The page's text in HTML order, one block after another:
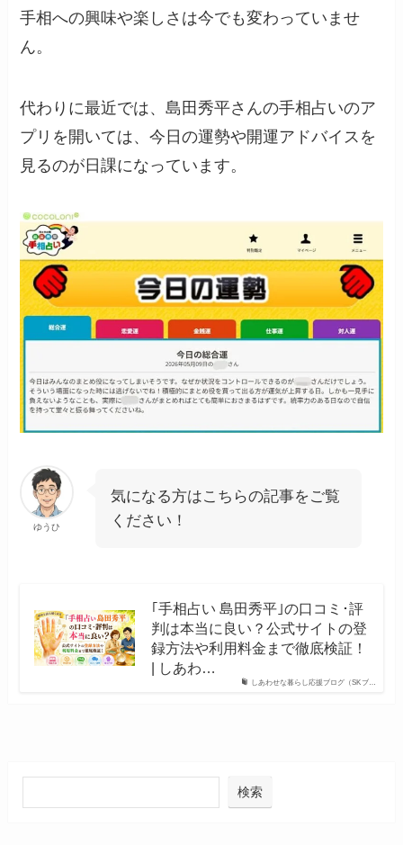
手相への興味や楽しさは今でも変わっていませ
ん。
代わりに最近では、島田秀平さんの手相占いのア
プリを開いては、今日の運勢や開運アドバイスを
見るのが日課になっています。
ゆうひ
気になる方はこちらの記事をご覧
ください！
しあわせな暮らし応援ブログ（SKブ…
｢手相占い 島田秀平｣の口コミ･評
判は本当に良い？公式サイトの登
録方法や利用料金まで徹底検証！
| しあわ…
検索